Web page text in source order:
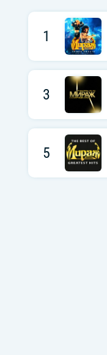
1
3
5